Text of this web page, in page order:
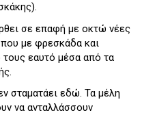
σε επαφή με οκτώ νέες
με φρεσκάδα και
τους εαυτό μέσα από τα
σταματάει εδώ. Τα μέλη
να ανταλλάσσουν